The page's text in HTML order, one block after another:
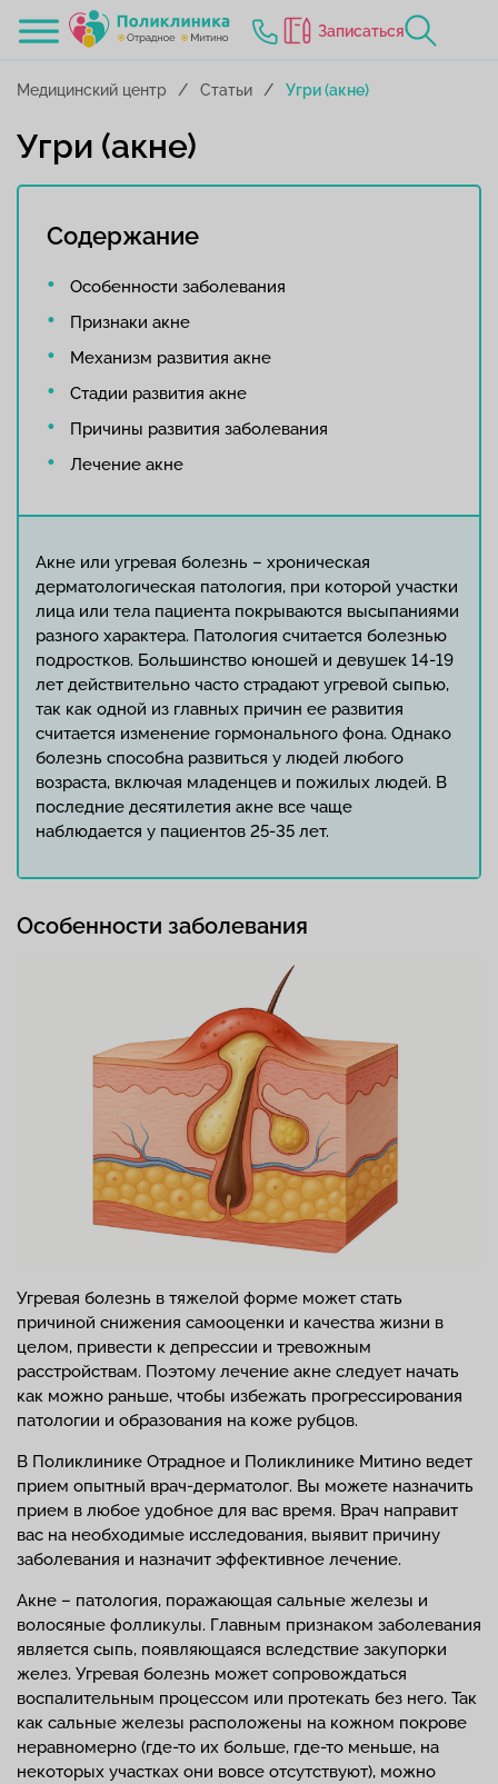
Записаться
Медицинский центр Статьи Угри (акне)
Угри (акне)
Содержание
Особенности заболевания
Признаки акне
Механизм развития акне
Стадии развития акне
Причины развития заболевания
Лечение акне
Акне или угревая болезнь – хроническая
дерматологическая патология, при которой участки
лица или тела пациента покрываются высыпаниями
разного характера. Патология считается болезнью
подростков. Большинство юношей и девушек 14-19
лет действительно часто страдают угревой сыпью,
так как одной из главных причин ее развития
считается изменение гормонального фона. Однако
болезнь способна развиться у людей любого
возраста, включая младенцев и пожилых людей. В
последние десятилетия акне все чаще
наблюдается у пациентов 25-35 лет.
Особенности заболевания
Угревая болезнь в тяжелой форме может стать
причиной снижения самооценки и качества жизни в
целом, привести к депрессии и тревожным
расстройствам. Поэтому лечение акне следует начать
как можно раньше, чтобы избежать прогрессирования
патологии и образования на коже рубцов.
В Поликлинике Отрадное и Поликлинике Митино ведет
прием опытный врач-дерматолог. Вы можете назначить
прием в любое удобное для вас время. Врач направит
вас на необходимые исследования, выявит причину
заболевания и назначит эффективное лечение.
Акне – патология, поражающая сальные железы и
волосяные фолликулы. Главным признаком заболевания
является сыпь, появляющаяся вследствие закупорки
желез. Угревая болезнь может сопровождаться
воспалительным процессом или протекать без него. Так
как сальные железы расположены на кожном покрове
неравномерно (где-то их больше, где-то меньше, на
некоторых участках они вовсе отсутствуют), можно